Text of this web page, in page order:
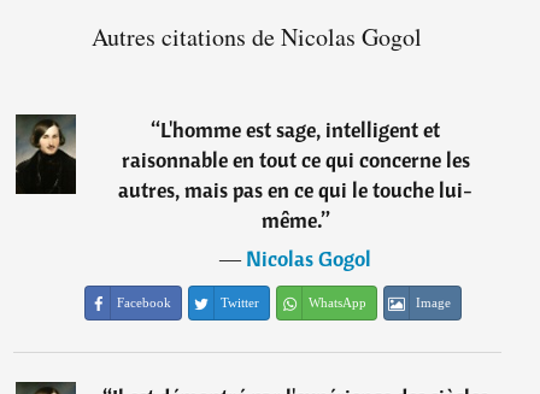
Autres citations de Nicolas Gogol
“L'homme est sage, intelligent et
raisonnable en tout ce qui concerne les
autres, mais pas en ce qui le touche lui-
même.”
―Nicolas Gogol
Facebook Twitter WhatsApp Image